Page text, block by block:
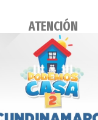
ATENCIÓN